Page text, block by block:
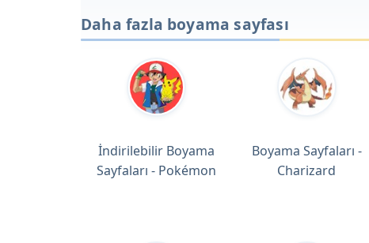
Daha fazla boyama sayfası
İndirilebilir Boyama
Sayfaları - Pokémon
Boyama Sayfaları -
Charizard